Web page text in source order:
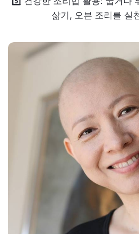
삶기, 오븐 조리를 실